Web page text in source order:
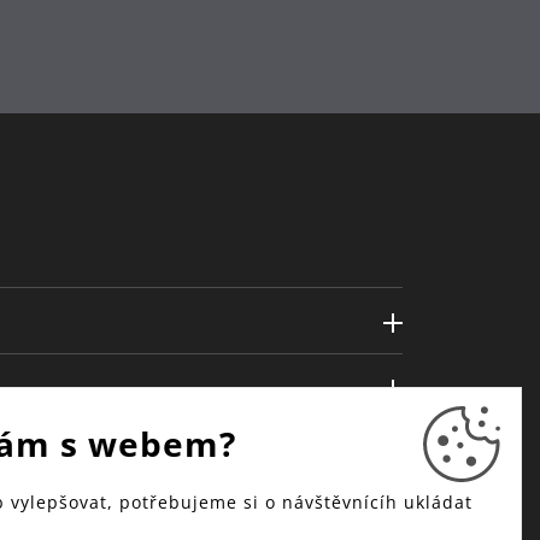
s webem?
vylepšovat, potřebujeme si o návštěvnícíh ukládat